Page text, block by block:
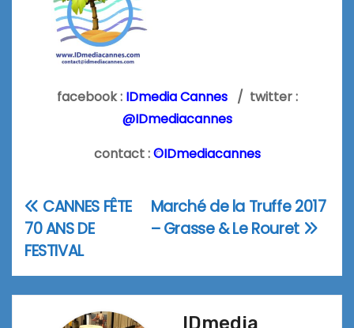
facebook : IDmedia Cannes/ twitter :
@IDmediacannes
contact :©IDmediacannes
Navigation
de
l’article
Marché de la Truffe 2017
– Grasse & Le Rouret
CANNES FÊTE
70 ANS DE
FESTIVAL
IDmedia